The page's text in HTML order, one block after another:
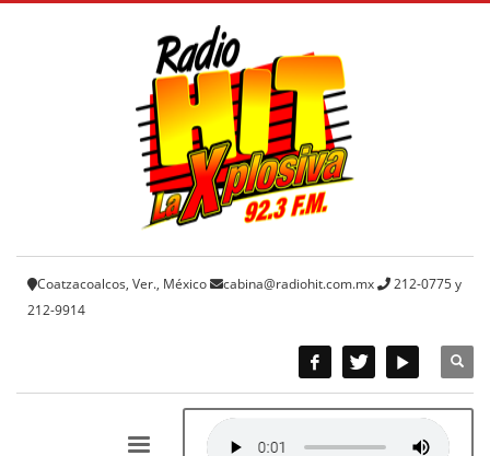
Coatzacoalcos, Ver., México cabina@radiohit.com.mx
212-0775 y
212-9914